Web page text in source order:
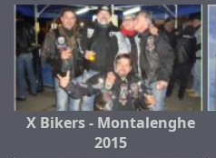
X Bikers - Montalenghe
2015